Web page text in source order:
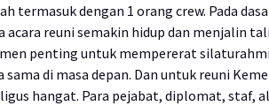
termasuk dengan 1 orang crew. Pada
acara reuni semakin hidup dan menjalin
penting untuk mempererat
sama di masa depan. Dan untuk reuni
hangat. Para pejabat, diplomat, staf,